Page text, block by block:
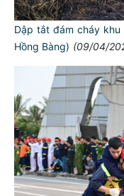
Dập tắt đám cháy
Hồng Bàng) (09/04/